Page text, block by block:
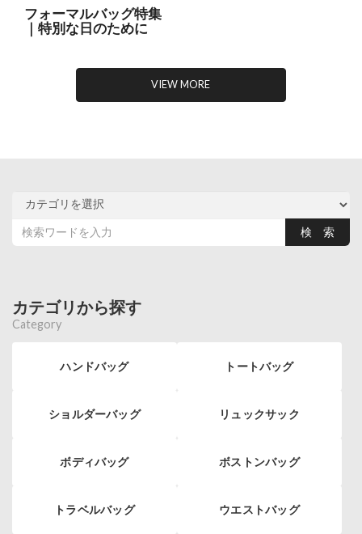
フォーマルバッグ特集
｜特別な日のために
VIEW MORE
カテゴリから探す
Category
ハンドバッグ トートバッグ
ショルダーバッグ リュックサック
ボディバッグ ボストンバッグ
トラベルバッグ ウエストバッグ